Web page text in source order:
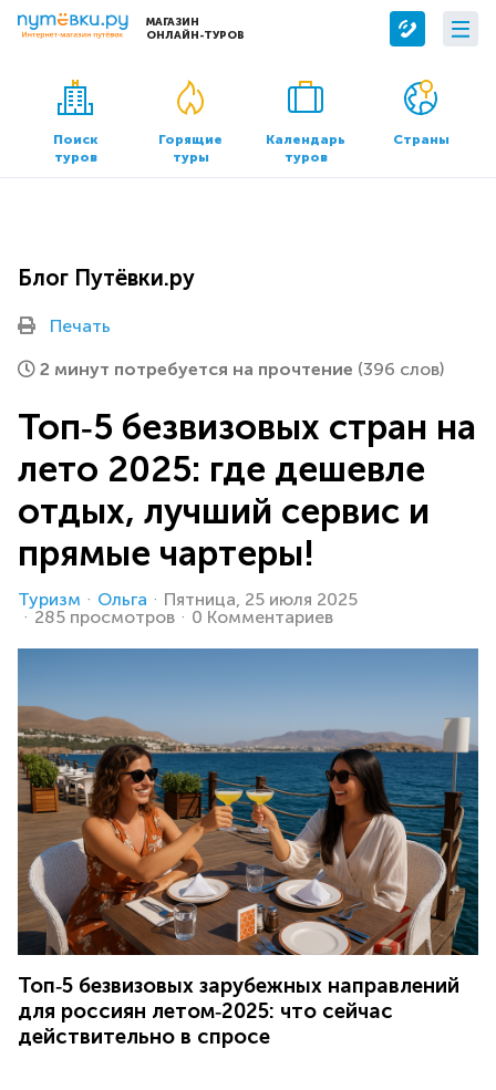
МАГАЗИН
ОНЛАЙН-ТУРОВ
Сервисы
Бронирование отелей
Трансфер
О компании
О нас
Контакты
Офисы продаж
Поиск
туров
Горящие
туры
Календарь
туров
Страны
Блог Путёвки.ру
Печать
2 минут потребуется на прочтение (396 слов)
Топ‑5 безвизовых стран на
лето 2025: где дешевле
отдых, лучший сервис и
прямые чартеры!
Туризм Ольга
Пятница, 25 июля 2025
285 просмотров
0 Комментариев
Топ‑5 безвизовых зарубежных направлений
для россиян летом‑2025: что сейчас
действительно в спросе